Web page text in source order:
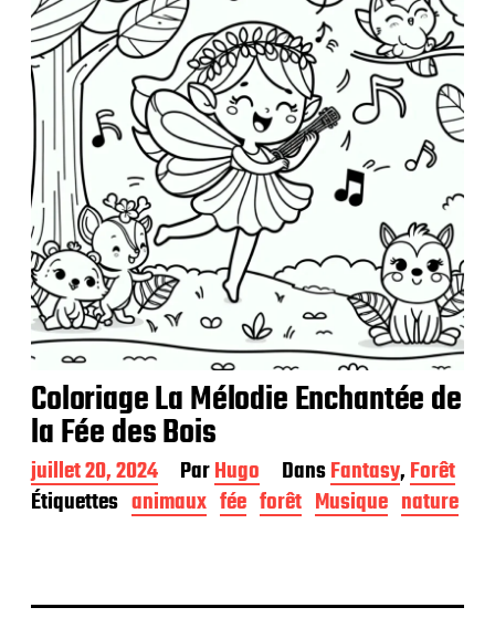
i
c
a
t
i
o
n
Coloriage La Mélodie Enchantée de
la Fée des Bois
D
a
t
p
juillet 20, 2024 ParHugo DansFantasy,Forêt
Étiquettes animaux fée forêt Musique nature